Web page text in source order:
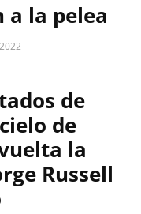
a la pelea
de
de
la
Russell